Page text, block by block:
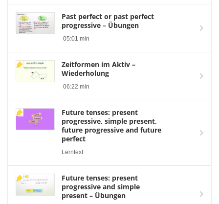
Past perfect or past perfect
progressive – Übungen
05:01 min
Zeitformen im Aktiv –
Wiederholung
06:22 min
Future tenses: present
progressive, simple present,
future progressive and future
perfect
Lerntext
Future tenses: present
progressive and simple
present – Übungen